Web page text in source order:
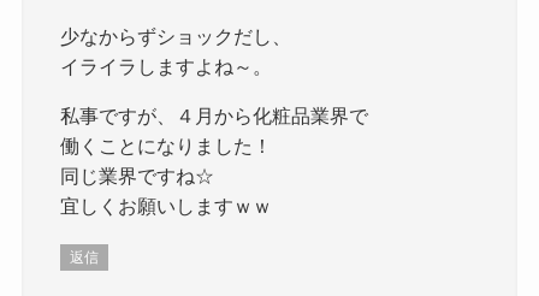
少なからずショックだし、
イライラしますよね～。
私事ですが、４月から化粧品業界で
働くことになりました！
同じ業界ですね☆
宜しくお願いしますｗｗ
返信